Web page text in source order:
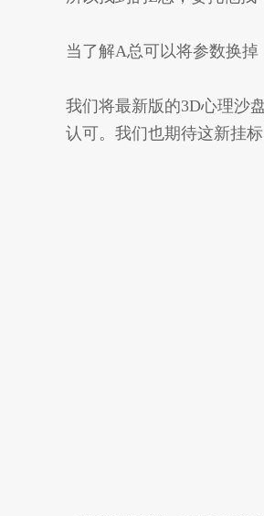
当了解A总可以将参数换掉
我们将最新版的3D心理沙
认可。我们也期待这新挂